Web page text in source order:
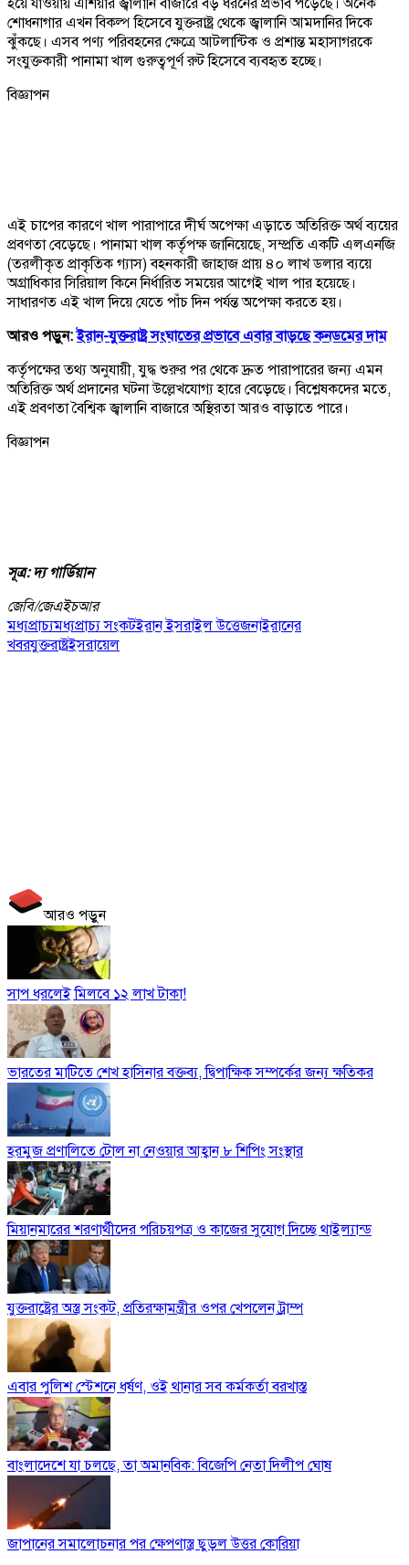
শোধনাগার এখন বিকল্প হিসেবে যুক্তরাষ্ট্র থেকে জ্বালানি আমদানির দিকে
ঝুঁকছে। এসব পণ্য পরিবহনের ক্ষেত্রে আটলান্টিক ও প্রশান্ত মহাসাগরকে
সংযুক্তকারী পানামা খাল গুরুত্বপূর্ণ রুট হিসেবে ব্যবহৃত হচ্ছে।
বিজ্ঞাপন
এই চাপের কারণে খাল পারাপারে দীর্ঘ অপেক্ষা এড়াতে অতিরিক্ত অর্থ ব্যয়ের
প্রবণতা বেড়েছে। পানামা খাল কর্তৃপক্ষ জানিয়েছে, সম্প্রতি একটি এলএনজি
(তরলীকৃত প্রাকৃতিক গ্যাস) বহনকারী জাহাজ প্রায় ৪০ লাখ ডলার ব্যয়ে
অগ্রাধিকার সিরিয়াল কিনে নির্ধারিত সময়ের আগেই খাল পার হয়েছে।
সাধারণত এই খাল দিয়ে যেতে পাঁচ দিন পর্যন্ত অপেক্ষা করতে হয়।
আরও পড়ুন:ইরান-যুক্তরাষ্ট্র সংঘাতের প্রভাবে এবার বাড়ছে কনডমের দাম
কর্তৃপক্ষের তথ্য অনুযায়ী, যুদ্ধ শুরুর পর থেকে দ্রুত পারাপারের জন্য এমন
অতিরিক্ত অর্থ প্রদানের ঘটনা উল্লেখযোগ্য হারে বেড়েছে। বিশ্লেষকদের মতে,
এই প্রবণতা বৈশ্বিক জ্বালানি বাজারে অস্থিরতা আরও বাড়াতে পারে।
বিজ্ঞাপন
সূত্র: দ্য গার্ডিয়ান
জেবি/জেএইচআর
মধ্যপ্রাচ্যমধ্যপ্রাচ্য সংকটইরান ইসরাইল উত্তেজনাইরানের
খবরযুক্তরাষ্ট্রইসরায়েল
আরও পড়ুন
সাপ ধরলেই মিলবে ১২ লাখ টাকা!
ভারতের মাটিতে শেখ হাসিনার বক্তব্য, দ্বিপাক্ষিক সম্পর্কের জন্য ক্ষতিকর
হরমুজ প্রণালিতে টোল না নেওয়ার আহ্বান ৮ শিপিং সংস্থার
মিয়ানমারের শরণার্থীদের পরিচয়পত্র ও কাজের সুযোগ দিচ্ছে থাইল্যান্ড
যুক্তরাষ্ট্রের অস্ত্র সংকট, প্রতিরক্ষামন্ত্রীর ওপর খেপলেন ট্রাম্প
এবার পুলিশ স্টেশনে ধর্ষণ, ওই থানার সব কর্মকর্তা বরখাস্ত
বাংলাদেশে যা চলছে, তা অমানবিক: বিজেপি নেতা দিলীপ ঘোষ
জাপানের সমালোচনার পর ক্ষেপণাস্ত্র ছুড়ল উত্তর কোরিয়া